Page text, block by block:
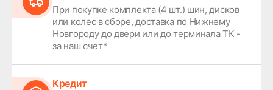
При покупке комплекта (4 шт.) шин, дисков
или колес в сборе, доставка по Нижнему
Новгороду до двери или до терминала ТК -
за наш счет*
Кредит